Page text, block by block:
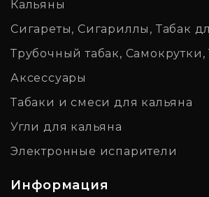
Кальяны
Сигареты, Сигариллы, Табак
Трубочный табак, Самокрутки,
Аксессуары
Табаки и смеси для кальяна
Угли для кальяна
Электронные испарители
Информация